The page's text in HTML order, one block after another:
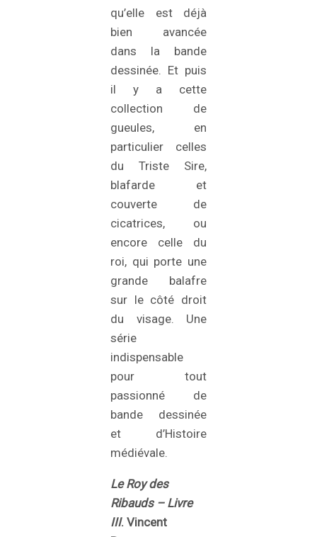
qu’elle est déjà
bien avancée
dans la bande
dessinée. Et puis
il y a cette
collection de
gueules, en
particulier celles
du Triste Sire,
blafarde et
couverte de
cicatrices, ou
encore celle du
roi, qui porte une
grande balafre
sur le côté droit
du visage. Une
série
indispensable
pour tout
passionné de
bande dessinée
et d’Histoire
médiévale.
Le Roy des
Ribauds – Livre
III. Vincent